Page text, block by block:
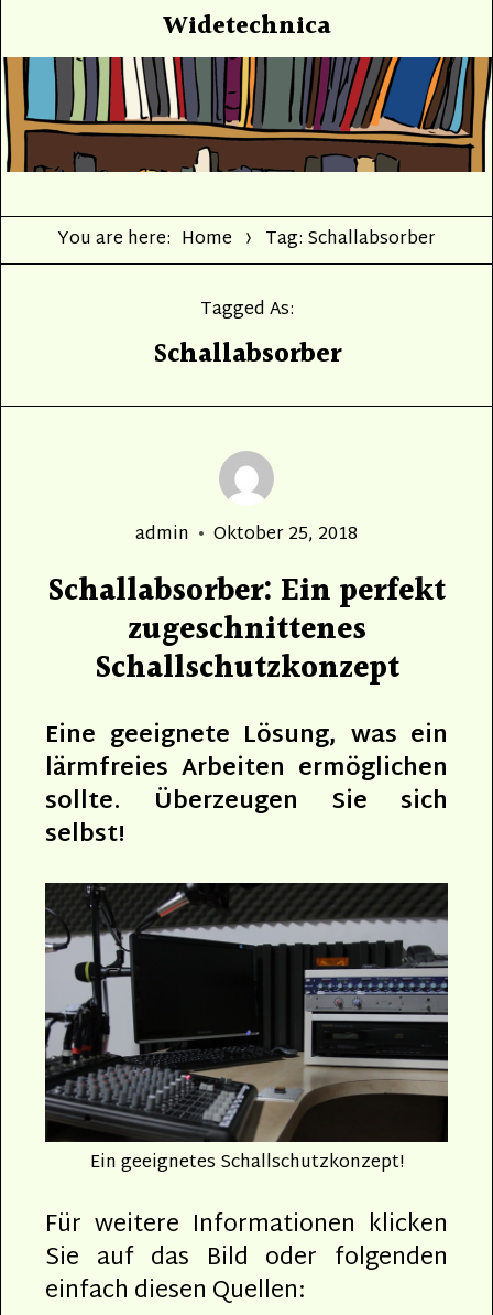
Widetechnica
You are here: Home Tag: Schallabsorber
Tagged As:
Schallabsorber
Author
admin
Posted
Oktober 25, 2018
Schallabsorber: Ein perfekt
zugeschnittenes
Schallschutzkonzept
Eine geeignete Lösung, was ein
lärmfreies Arbeiten ermöglichen
sollte. Überzeugen Sie sich
selbst!
Ein geeignetes Schallschutzkonzept!
Für weitere Informationen klicken
Sie auf das Bild oder folgenden
einfach diesen Quellen: